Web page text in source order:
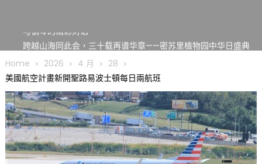
跨越山海同此会，三十载再谱华章——密苏里植物园中华日盛典
圣路易龙舟俱乐部5月16日龙舟体验日 邀请各界亲身体验划行乐
趣 + 水上竞速魅力
三十二载跨越时空的相逢
执掌密苏里植物园近四十年 致力推动全球植物多样性研究与中美
合作 Peter Raven 博士逝世 享年89岁
一晃三十年，初夏又相逢。中华日，等你来赴约 —— 密苏里植物
园“中华日三十周年特别报道（五）
Home 2026 4 月
28
美國航空計畫新開聖路易波士頓每日兩航班